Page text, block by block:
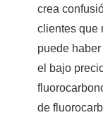
crea
clientes que
puede
el bajo
de